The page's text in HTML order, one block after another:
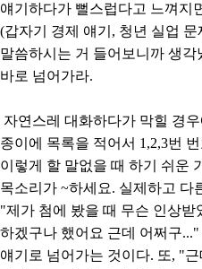
얘기하다가 뻘스럽다고 느껴지
(갑자기 경제 얘기, 청년 실업
말씀하시는 거 들어보니까 생
바로 넘어가라.
자연스레 대화하다가 막힐 경
종이에 목록을 적어서 1,2,3번
이렇게 할 말없을 때 하기 쉬운
목소리가 ~하세요. 실제하고 다
"제가 첨에 봤을 때 무슨 인상받
하겠구나 했어요 근데 어쩌구
얘기로 넘어가는 것이다. 또, "